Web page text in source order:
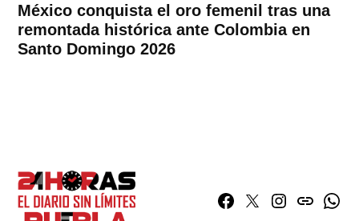
México conquista el oro femenil tras una
remontada histórica ante Colombia en
Santo Domingo 2026
Facebook
TwitterInstagram
issuu